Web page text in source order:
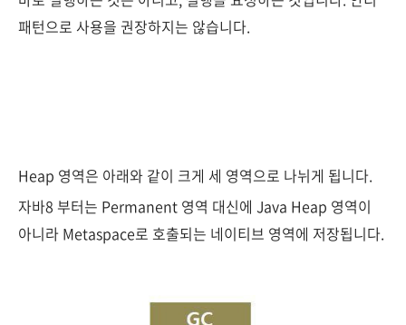
패턴으로 사용을 권장하지는 않습니다.
Heap 영역은 아래와 같이 크게 세 영역으로 나뉘게 됩니다.
자바8 부터는 Permanent 영역 대신에 Java Heap 영역이
아니라 Metaspace로 호출되는 네이티브 영역에 저장됩니다.